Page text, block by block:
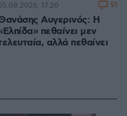
Αυγερινός: Η
πεθαίνει μεν
αλλά πεθαίνει
17:20 91